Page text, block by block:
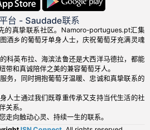
台 - Saudade联系
的真挚联系社区。Namoro-portugues.pt汇集
酒乡的葡萄牙单身人士，庆祝葡萄牙充满灵魂
科英布拉、海滨法鲁还是大西洋马德拉，都能
带和真诚陪伴之美的兼容葡萄牙人。
务，同时拥抱葡萄牙温暖、忠诚和真挚联系的
人士通过我们既尊重传承又支持当代生活的社
关系。
走向触动心灵、持续一生的联系。